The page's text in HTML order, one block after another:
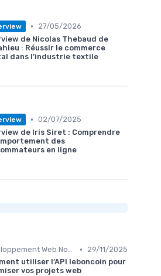
•
27/05/2026
de Nicolas Thebaud de
: Réussir le commerce
dans l’industrie textile
• 02/07/2025
de Iris Siret : Comprendre
des
en ligne
Développement Web No-Code/Low-Code •
29/11/2025
utiliser l’API leboncoin pour
vos projets web